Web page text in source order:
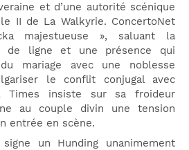
et d’une autorité scénique
II de La Walkyrie. ConcertoNet
majestueuse », saluant la
de ligne et une présence qui
mariage avec une noblesse
le conflit conjugal avec
Times insiste sur sa froideur
au couple divin une tension
entrée en scène.
un Hunding unanimement